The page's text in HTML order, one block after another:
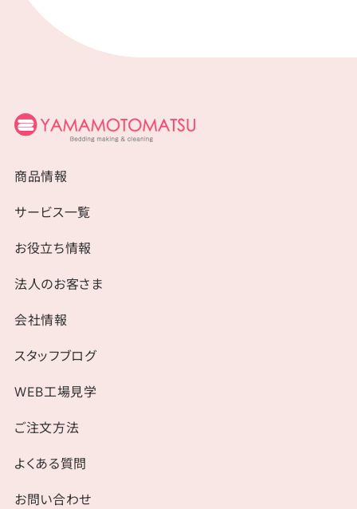
商品情報
サービス一覧
お役立ち情報
法人のお客さま
会社情報
スタッフブログ
WEB工場見学
ご注文方法
よくある質問
お問い合わせ